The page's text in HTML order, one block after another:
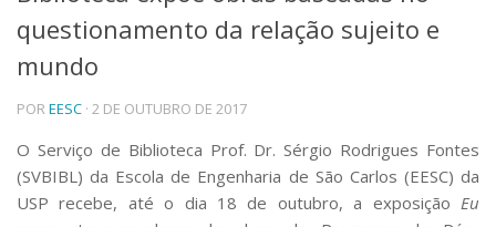
Telefones e Mapas
Pessoas
Ensino
Graduação
Educação a distância
Cursos de Extensão
Pesquisa e Inovação
questionamento da relação sujeito e
mundo
POREESC · 2 DE OUTUBRO DE 2017
O Serviço de Biblioteca Prof. Dr. Sérgio Rodrigues Fontes
(SVBIBL) da Escola de Engenharia de São Carlos (EESC) da
USP recebe, até o dia 18 de outubro, a exposição Eu